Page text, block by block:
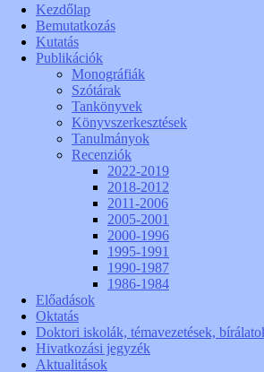
Kezdőlap
Bemutatkozás
Kutatás
Publikációk
Monográfiák
Szótárak
Tankönyvek
Könyvszerkesztések
Tanulmányok
Recenziók
2022-2019
2018-2012
2011-2006
2005-2001
2000-1996
1995-1991
1990-1987
1986-1984
Előadások
Oktatás
Doktori iskolák, témavezetések,
Hivatkozási jegyzék
Aktualitások